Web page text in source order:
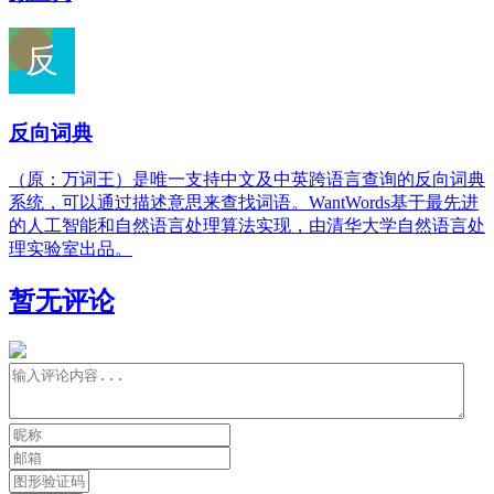
反向词典
（原：万词王）是唯一支持中文及中英跨语言查询的反向词典
系统，可以通过描述意思来查找词语。WantWords基于最先进
的人工智能和自然语言处理算法实现，由清华大学自然语言处
理实验室出品。
暂无评论